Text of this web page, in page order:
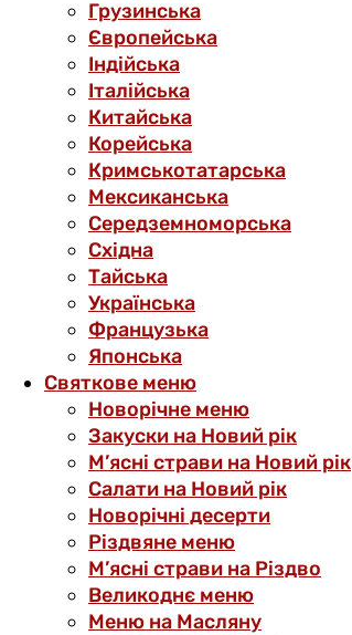
Грузинська
Європейська
Індійська
Італійська
Китайська
Корейська
Кримськотатарська
Мексиканська
Середземноморська
Східна
Тайська
Українська
Французька
Японська
Святкове меню
Новорічне меню
Закуски на Новий рік
М’ясні страви на Новий рік
Салати на Новий рік
Новорічні десерти
Різдвяне меню
М’ясні страви на Різдво
Великоднє меню
Меню на Масляну